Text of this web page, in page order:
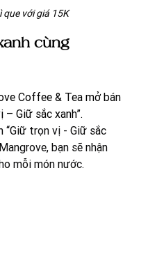
que với giá 15K
cùng
Coffee & Tea mở bán
Giữ sắc xanh”.
“Giữ trọn vị - Giữ sắc
bạn sẽ nhận
mỗi món nước.